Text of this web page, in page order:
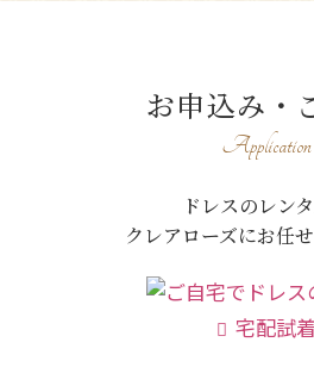
お申込み・
Application
ドレスのレン
クレアローズにお任せ
宅配試着